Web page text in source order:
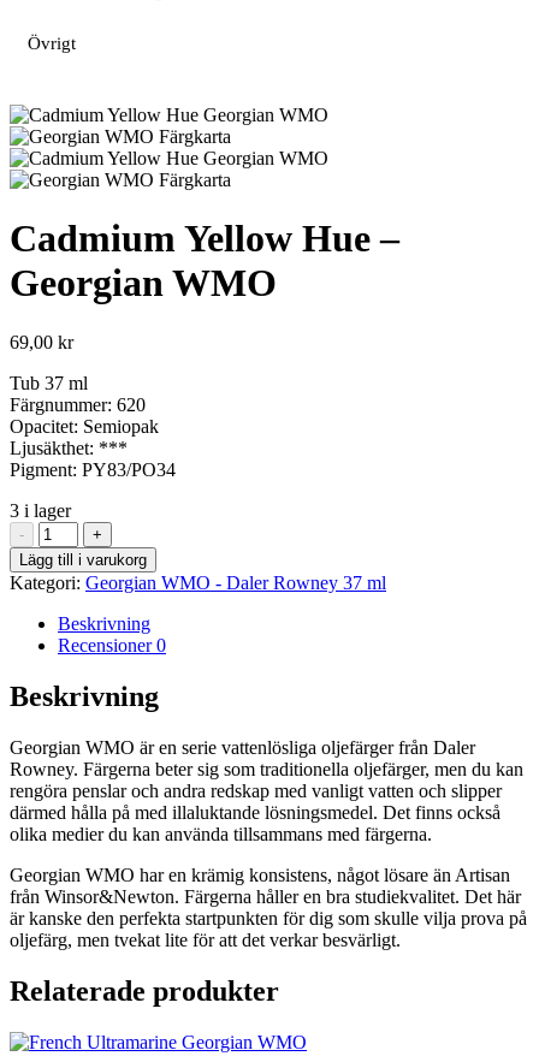
Övrigt
Cadmium Yellow Hue –
Georgian WMO
69,00 kr
Tub 37 ml
Färgnummer: 620
Opacitet: Semiopak
Ljusäkthet: ***
Pigment: PY83/PO34
3 i lager
-
Cadmium
Yellow
Hue
-
Georgian
WMO
mängd
+
Lägg till i varukorg
Kategori: Georgian WMO - Daler Rowney 37 ml
Beskrivning
Recensioner0
Beskrivning
Georgian WMO är en serie vattenlösliga oljefärger från Daler
Rowney. Färgerna beter sig som traditionella oljefärger, men du kan
rengöra penslar och andra redskap med vanligt vatten och slipper
därmed hålla på med illaluktande lösningsmedel. Det finns också
olika medier du kan använda tillsammans med färgerna.
Georgian WMO har en krämig konsistens, något lösare än Artisan
från Winsor&Newton. Färgerna håller en bra studiekvalitet. Det här
är kanske den perfekta startpunkten för dig som skulle vilja prova på
oljefärg, men tvekat lite för att det verkar besvärligt.
Relaterade produkter